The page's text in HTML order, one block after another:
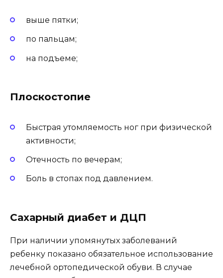
выше пятки;
по пальцам;
на подъеме;
Плоскостопие
Быстрая утомляемость ног при физической
активности;
Отечность по вечерам;
Боль в стопах под давлением.
Сахарный диабет и ДЦП
При наличии упомянутых заболеваний
ребенку показано обязательное использование
лечебной ортопедической обуви. В случае